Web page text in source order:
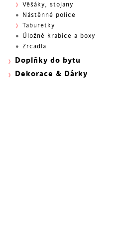
Věšáky, stojany
Nástěnné police
Taburetky
Úložné krabice a boxy
Zrcadla
Doplňky do bytu
Dekorace & Dárky